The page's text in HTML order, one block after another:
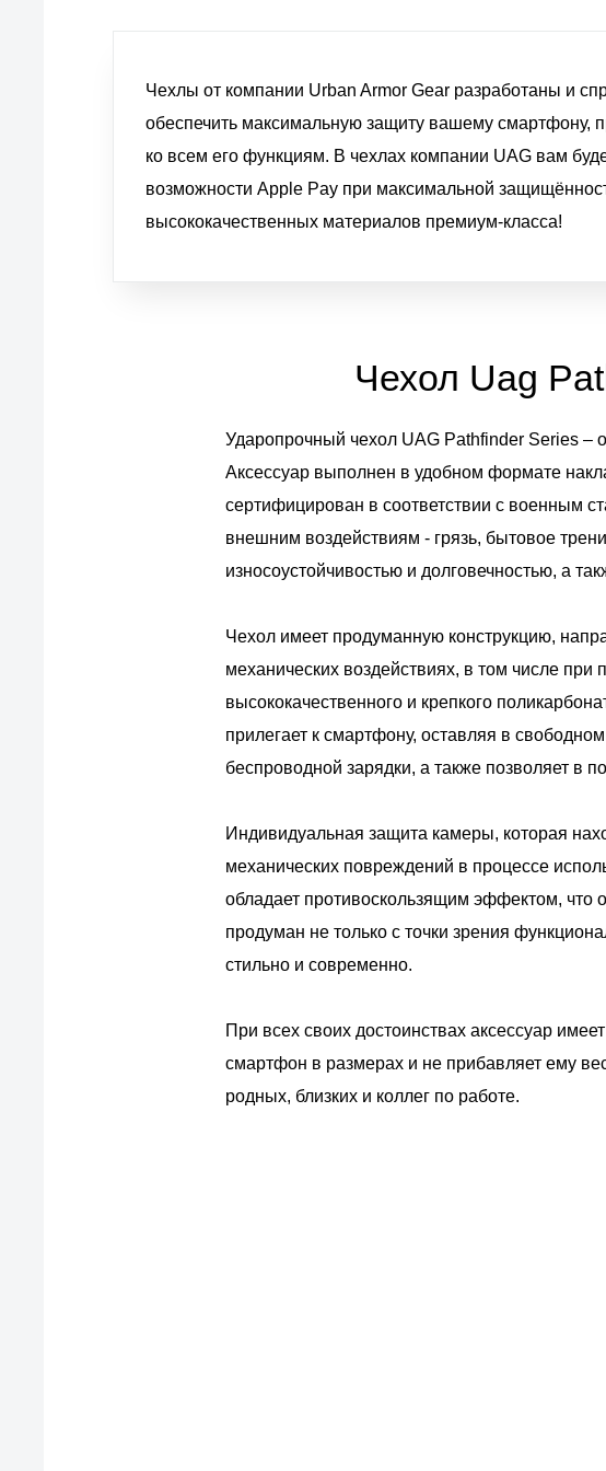
Чехлы от компании Urban Armor Gear разработаны и
обеспечить максимальную защиту вашему смартфону,
ко всем его функциям. В чехлах компании UAG вам
возможности Apple Pay при максимальной
высококачественных материалов премиум-класса!
Чехол Uag
Ударопрочный чехол UAG Pathfinder Series –
Аксессуар выполнен в удобном формате
сертифицирован в соответствии с военным
внешним воздействиям - грязь, бытовое
износоустойчивостью и долговечностью, а
Чехол имеет продуманную конструкцию,
механических воздействиях, в том числе
высококачественного и крепкого
прилегает к смартфону, оставляя в
беспроводной зарядки, а также позволяет в
Индивидуальная защита камеры, которая
механических повреждений в процессе
обладает противоскользящим эффектом, что
продуман не только с точки зрения
стильно и современно.
При всех своих достоинствах аксессуар
смартфон в размерах и не прибавляет ему
родных, близких и коллег по работе.